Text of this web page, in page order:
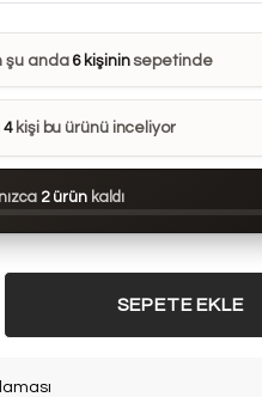
son 7 günde16 kezsatın alındı
şu anda 6 kişininsepetinde
15 kişi favorilerine ekledi
son 24 saatte97 kezgörüntülendi
4kişi bu ürünü inceliyor
2 ürün kaldı
SEPETE EKLE